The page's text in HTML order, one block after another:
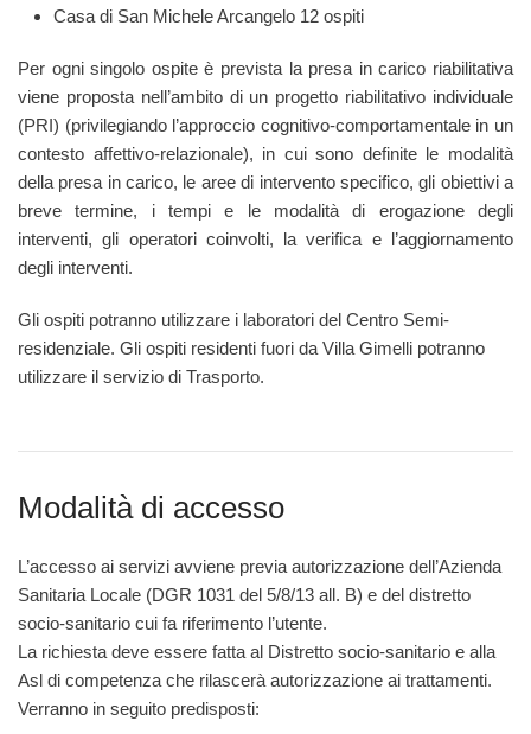
Casa di San Michele Arcangelo 12 ospiti
Per ogni singolo ospite è prevista la presa in carico riabilitativa
viene proposta nell’ambito di un progetto riabilitativo individuale
(PRI) (privilegiando l’approccio cognitivo-comportamentale in un
contesto affettivo-relazionale), in cui sono definite le modalità
della presa in carico, le aree di intervento specifico, gli obiettivi a
breve termine, i tempi e le modalità di erogazione degli
interventi, gli operatori coinvolti, la verifica e l’aggiornamento
degli interventi.
Gli ospiti potranno utilizzare i laboratori del Centro Semi-
residenziale. Gli ospiti residenti fuori da Villa Gimelli potranno
utilizzare il servizio di Trasporto.
Modalità di accesso
L’accesso ai servizi avviene previa autorizzazione dell’Azienda
Sanitaria Locale (DGR 1031 del 5/8/13 all. B) e del distretto
socio-sanitario cui fa riferimento l’utente.
La richiesta deve essere fatta al Distretto socio-sanitario e alla
Asl di competenza che rilascerà autorizzazione ai trattamenti.
Verranno in seguito predisposti: